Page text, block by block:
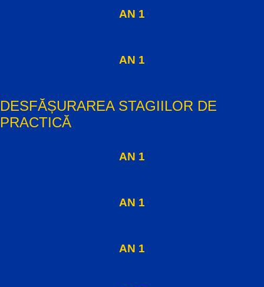
AN 1
AN 1
DESFĂȘURAREA STAGIILOR DE
PRACTICĂ
AN 1
AN 1
AN 1